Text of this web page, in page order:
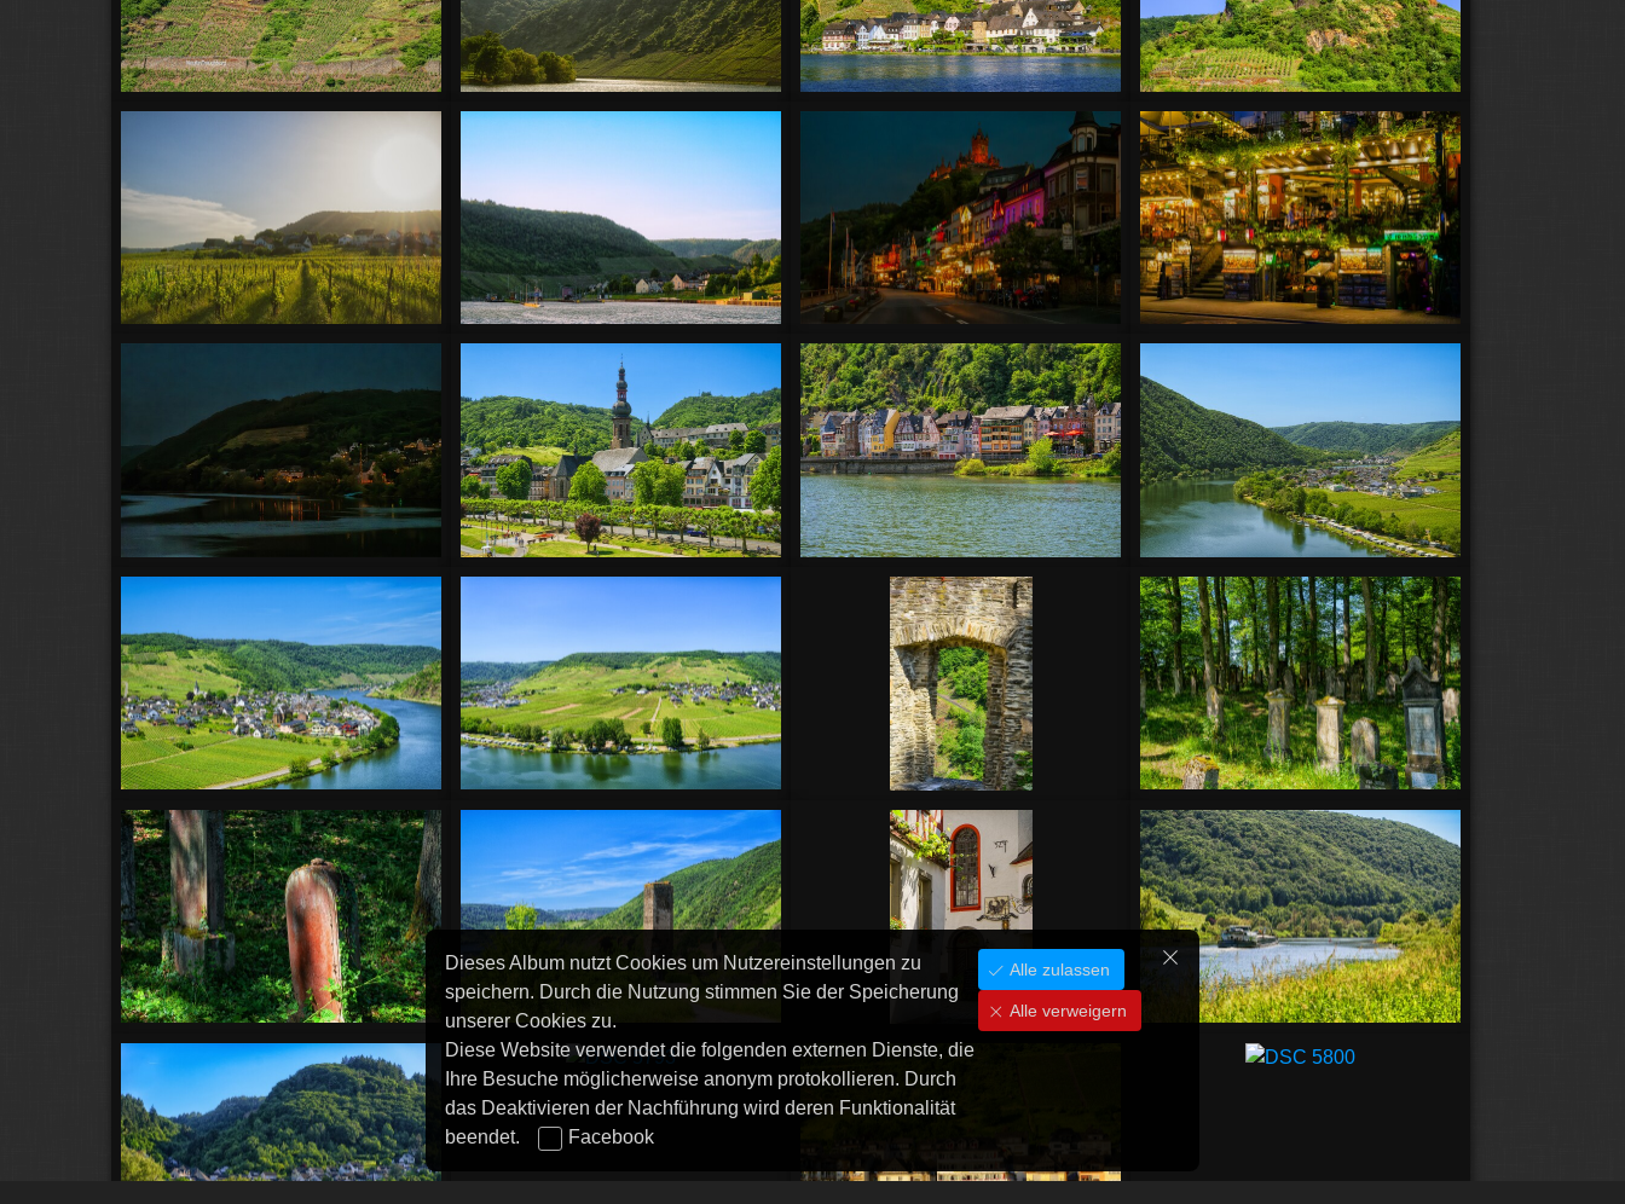
Dieses Album nutzt Cookies um Nutzereinstellungen zu
speichern. Durch die Nutzung stimmen Sie der Speicherung
unserer Cookies zu.
Diese Website verwendet die folgenden externen Dienste, die
Ihre Besuche möglicherweise anonym protokollieren. Durch
das Deaktivieren der Nachführung wird deren Funktionalität
beendet.
Facebook
Alle zulassen
Alle verweigern